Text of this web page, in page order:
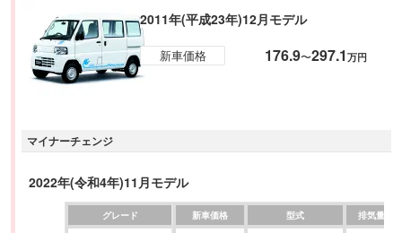
2011年(平成23年)12月モデル
新車価格 176.9〜297.1万円
マイナーチェンジ
2022年(令和4年)11月モデル
グレード 新車価格 型式 排気量